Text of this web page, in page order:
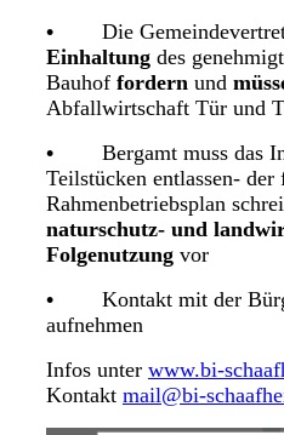
• Die
Einhaltungdes
Bauhof fordernund
Abfallwirtschaft Tür und
• Bergamt muss das
Teilstücken entlassen-
Rahmenbetriebsplan
naturschutz- und
Folgenutzungvor
• Kontakt mit der
aufnehmen
Infos unter www.bi-
Kontakt mail@bi-